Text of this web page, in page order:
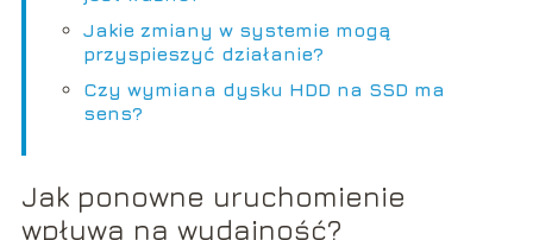
Jakie zmiany w systemie mogą
przyspieszyć działanie?
Czy wymiana dysku HDD na SSD ma
sens?
Jak ponowne uruchomienie
wpływa na wydajność?